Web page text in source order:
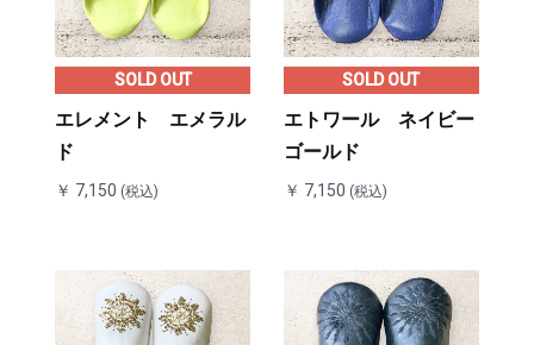
SOLD OUT
エレメント エメラル
ド
￥ 7,150 (税込)
SOLD OUT
エトワール ネイビー
ゴールド
￥ 7,150 (税込)